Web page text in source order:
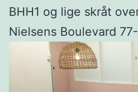
BHH1 og lige skråt
Nielsens Boulevard